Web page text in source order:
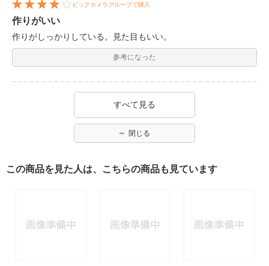
ビックカメラグループで購入
作りがいい
作りがしっかりしている。見た目もいい。
参考になった
すべて見る
閉じる
この商品を見た人は、こちらの商品も見ています